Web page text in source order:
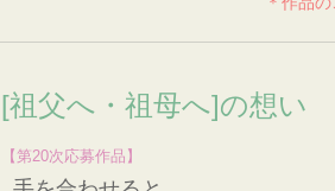
[祖父へ・祖母へ]の想
【第20次応募作品】